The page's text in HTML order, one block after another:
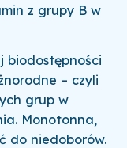
z grupy B w
biodostępności
– czyli
grup w
Monotonna,
do niedoborów.